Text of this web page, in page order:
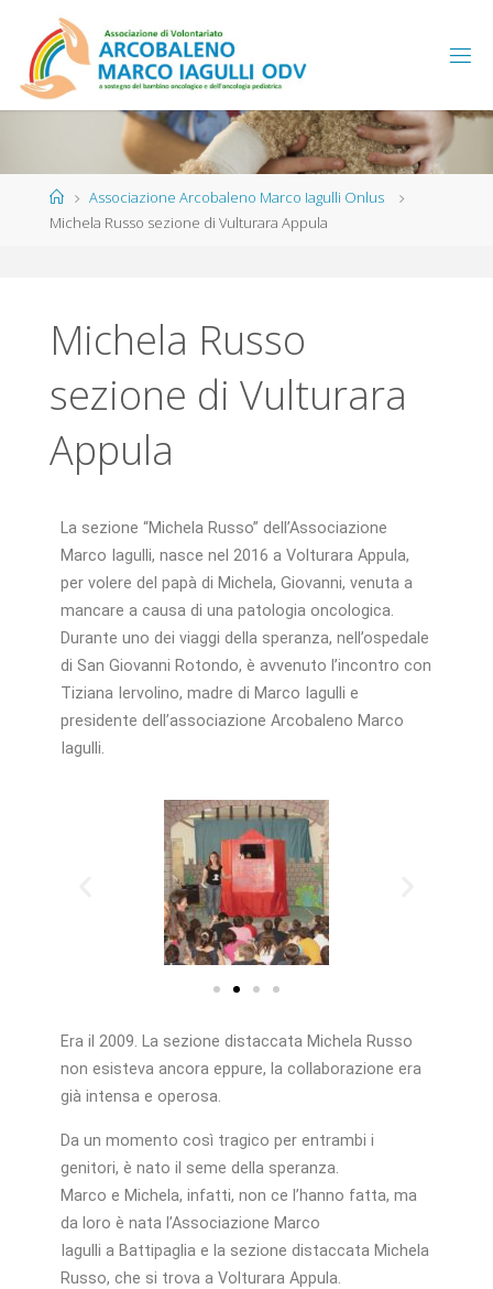
Associazione Arcobaleno Marco Iagulli Onlus
Michela Russo sezione di Vulturara Appula
Michela Russo
sezione di Vulturara
Appula
La sezione “Michela Russo” dell’Associazione
Marco Iagulli, nasce nel 2016 a Volturara Appula,
per volere del papà di Michela, Giovanni, venuta a
mancare a causa di una patologia oncologica.
Durante uno dei viaggi della speranza, nell’ospedale
di San Giovanni Rotondo, è avvenuto l’incontro con
Tiziana Iervolino, madre di Marco Iagulli e
presidente dell’associazione Arcobaleno Marco
Iagulli.
Era il 2009. La sezione distaccata Michela Russo
non esisteva ancora eppure, la collaborazione era
già intensa e operosa.
Da un momento così tragico per entrambi i
genitori, è nato il seme della speranza.
Marco e Michela, infatti, non ce l’hanno fatta, ma
da loro è nata l’Associazione Marco
Iagulli a Battipaglia e la sezione distaccata Michela
Russo, che si trova a Volturara Appula.